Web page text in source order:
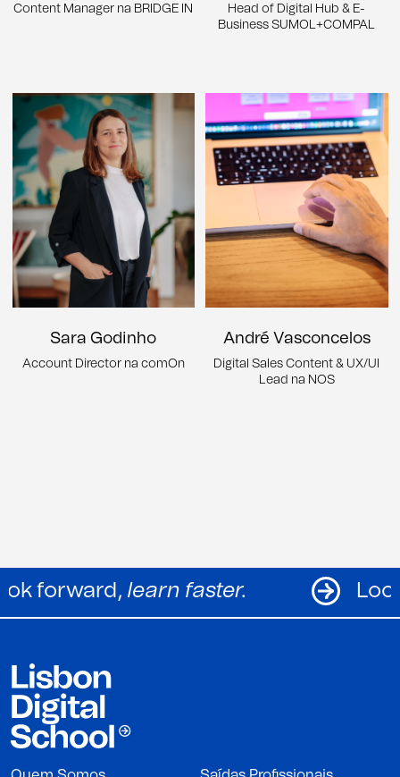
Content Manager na BRIDGE IN
Head of Digital Hub & E-
Business SUMOL+COMPAL
Sara Godinho
Account Director na comOn
André Vasconcelos
Digital Sales Content & UX/UI
Lead na NOS
Look forward,learn faster.